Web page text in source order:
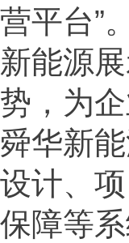
营平台”
新能源
势，为
舜华新
设计、
保障等